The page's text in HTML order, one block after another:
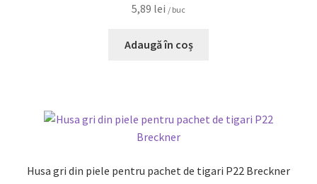
5,89 lei / buc
Adaugă în coș
Husa gri din piele pentru pachet de tigari P22 Breckner